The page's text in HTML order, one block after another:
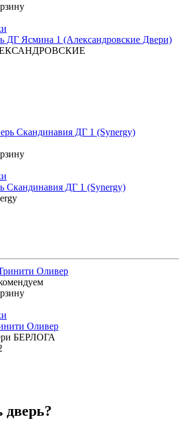
ДГ Ясмина 1 (Александровские Двери)
Скандинавия ДГ 1 (Synergy)
Оливер
БЕРЛОГА
дверь?